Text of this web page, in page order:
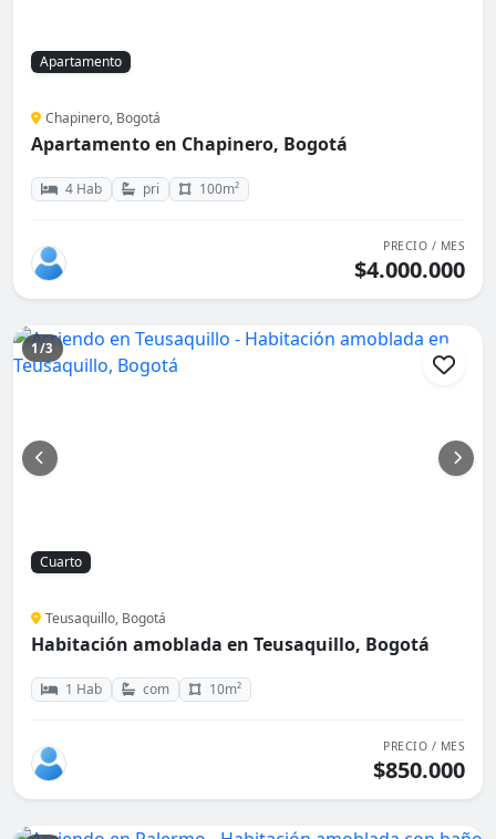
Apartamento
Chapinero, Bogotá
Apartamento en Chapinero, Bogotá
4 Hab pri 100m²
PRECIO / MES
$4.000.000
1/3
Cuarto
Teusaquillo, Bogotá
Habitación amoblada en Teusaquillo, Bogotá
1 Hab com 10m²
PRECIO / MES
$850.000